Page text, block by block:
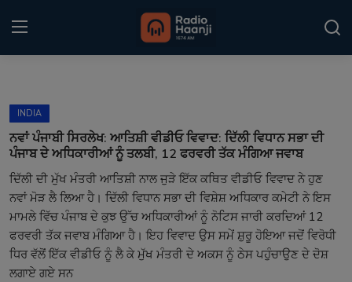
Home
Kitaab Kahani
Gallery
Sponsors
INDIA
ਨਵਾਂ ਪੰਜਾਬੀ ਸਿਰਲੇਖ: ਆਤਿਸ਼ੀ ਵੀਡੀਓ ਵਿਵਾਦ: ਦਿੱਲੀ ਵਿਧਾਨ ਸਭਾ ਦੀ
ਪੰਜਾਬ ਦੇ ਅਧਿਕਾਰੀਆਂ ਨੂੰ ਤਲਬੀ, 12 ਫਰਵਰੀ ਤੱਕ ਮੰਗਿਆ ਜਵਾਬ
ਦਿੱਲੀ ਦੀ ਮੁੱਖ ਮੰਤਰੀ ਆਤਿਸ਼ੀ ਨਾਲ ਜੁੜੇ ਇੱਕ ਕਥਿਤ ਵੀਡੀਓ ਵਿਵਾਦ ਨੇ ਹੁਣ
ਨਵਾਂ ਮੋੜ ਲੈ ਲਿਆ ਹੈ। ਦਿੱਲੀ ਵਿਧਾਨ ਸਭਾ ਦੀ ਵਿਸ਼ੇਸ਼ ਅਧਿਕਾਰ ਕਮੇਟੀ ਨੇ ਇਸ
ਮਾਮਲੇ ਵਿੱਚ ਪੰਜਾਬ ਦੇ ਕੁਝ ਉੱਚ ਅਧਿਕਾਰੀਆਂ ਨੂੰ ਨੋਟਿਸ ਜਾਰੀ ਕਰਦਿਆਂ 12
ਫਰਵਰੀ ਤੱਕ ਜਵਾਬ ਮੰਗਿਆ ਹੈ। ਇਹ ਵਿਵਾਦ ਉਸ ਸਮੇਂ ਸ਼ੁਰੂ ਹੋਇਆ ਜਦੋਂ ਵਿਰੋਧੀ
ਧਿਰ ਵੱਲੋਂ ਇੱਕ ਵੀਡੀਓ ਨੂੰ ਲੈ ਕੇ ਮੁੱਖ ਮੰਤਰੀ ਦੇ ਅਕਸ ਨੂੰ ਠੇਸ ਪਹੁੰਚਾਉਣ ਦੇ ਦੋਸ਼
ਲਗਾਏ ਗਏ ਸਨ